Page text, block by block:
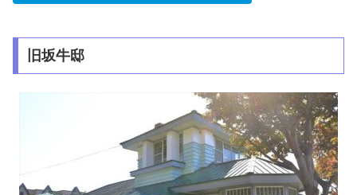
旧坂牛邸